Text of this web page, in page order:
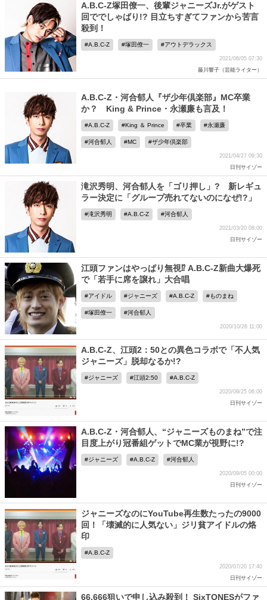
A.B.C-Z塚田僚一、後輩ジャニーズJr.がゲスト
回ででしゃばり!? 目立ちすぎてファンから苦言
殺到！
A.B.C-Z 塚田僚一 アウトデラックス
2021/06/05 07:30
藤川響子（芸能ライター）
A.B.C-Z・河合郁人『ザ少年倶楽部』MC卒業
か？ King & Prince・永瀬廉も言及！
A.B.C-Z King ＆ Prince 卒業 永瀬廉
河合郁人 MC ザ少年倶楽部
2021/04/27 09:30
日刊サイゾー
滝沢秀明、河合郁人を「ゴリ押し」? 新レギュ
ラー決定に「グループ売れてないのになぜ!?」
滝沢秀明 A.B.C-Z 河合郁人
2021/03/20 08:00
日刊サイゾー
江頭ファンはやっぱり無視⁉ A.B.C-Z新曲大爆死
で「若手に席を譲れ」大合唱
アイドル ジャニーズ A.B.C-Z ものまね
塚田僚一 河合郁人
2020/10/26 11:00
A.B.C-Z、江頭2：50との異色コラボで「不人気
ジャニーズ」脱却なるか!?
ジャニーズ 江頭2:50 A.B.C-Z
2020/09/25 06:00
日刊サイゾー
A.B.C-Z・河合郁人、“ジャニーズものまね”で注
目度上がり冠番組ゲットでMC業が視野に!?
ジャニーズ A.B.C-Z 河合郁人
2020/09/05 00:00
日刊サイゾー
ジャニーズなのにYouTube再生数たったの9000
回！「壊滅的に人気ない」ジリ貧アイドルの烙
印
A.B.C-Z
2020/07/20 17:40
日刊サイゾー
66,666狙いで申し込み殺到！ SixTONESがファ